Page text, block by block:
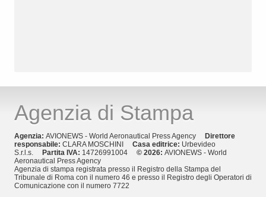
Agenzia di Stampa
Agenzia: AVIONEWS - World Aeronautical Press Agency Direttore
responsabile: CLARA MOSCHINI Casa editrice: Urbevideo
S.r.l.s. Partita IVA: 14726991004 © 2026: AVIONEWS - World
Aeronautical Press Agency
Agenzia di stampa registrata presso il Registro della Stampa del
Tribunale di Roma con il numero 46 e presso il Registro degli Operatori di
Comunicazione con il numero 7722